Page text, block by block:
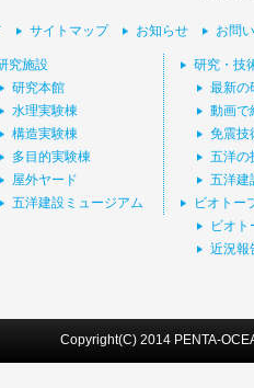
サイトマップ お知らせ お問
究施設
研究本館
水理実験棟
構造実験棟
多目的実験棟
屋外ヤード
五洋建設ミュージアム
研究・技
最新の
動画で
免震技
五洋の
五洋建
ビオトー
ビオト
近況報
Copyright(C) 2014 PENTA-